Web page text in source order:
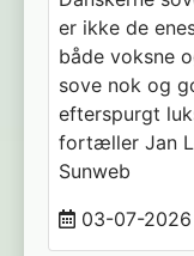
er ikke de
både voksne
sove nok og
efterspurgt
fortæller Jan
Sunweb
03-07-